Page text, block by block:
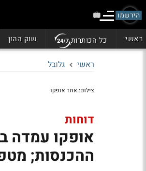
הירשמו
ראשי כל הכותרות שוק ההון
ראשי גלובל
צילום: אתר אופקו
דוחות
אופקו עמדה
ההכנסות;